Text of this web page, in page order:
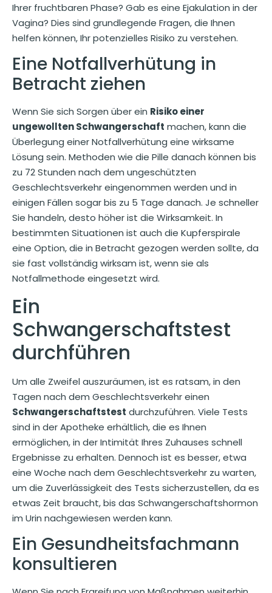
Ihrer fruchtbaren Phase? Gab es eine Ejakulation in der
Vagina? Dies sind grundlegende Fragen, die Ihnen
helfen können, Ihr potenzielles Risiko zu verstehen.
Eine Notfallverhütung in
Betracht ziehen
Wenn Sie sich Sorgen über ein Risiko einer
ungewollten Schwangerschaft machen, kann die
Überlegung einer Notfallverhütung eine wirksame
Lösung sein. Methoden wie die Pille danach können bis
zu 72 Stunden nach dem ungeschützten
Geschlechtsverkehr eingenommen werden und in
einigen Fällen sogar bis zu 5 Tage danach. Je schneller
Sie handeln, desto höher ist die Wirksamkeit. In
bestimmten Situationen ist auch die Kupferspirale
eine Option, die in Betracht gezogen werden sollte, da
sie fast vollständig wirksam ist, wenn sie als
Notfallmethode eingesetzt wird.
Ein
Schwangerschaftstest
durchführen
Um alle Zweifel auszuräumen, ist es ratsam, in den
Tagen nach dem Geschlechtsverkehr einen
Schwangerschaftstest durchzuführen. Viele Tests
sind in der Apotheke erhältlich, die es Ihnen
ermöglichen, in der Intimität Ihres Zuhauses schnell
Ergebnisse zu erhalten. Dennoch ist es besser, etwa
eine Woche nach dem Geschlechtsverkehr zu warten,
um die Zuverlässigkeit des Tests sicherzustellen, da es
etwas Zeit braucht, bis das Schwangerschaftshormon
im Urin nachgewiesen werden kann.
Ein Gesundheitsfachmann
konsultieren